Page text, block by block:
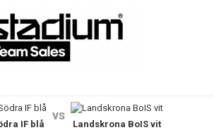
IF blå
vs
Landskrona BoIS vit